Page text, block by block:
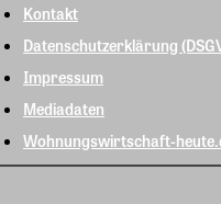
Kontakt
Datenschutzerklärung
Impressum
Mediadaten
Wohnungswirtschaft-